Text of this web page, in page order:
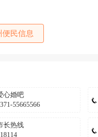
便民信息
心婚吧
55665566
长热线